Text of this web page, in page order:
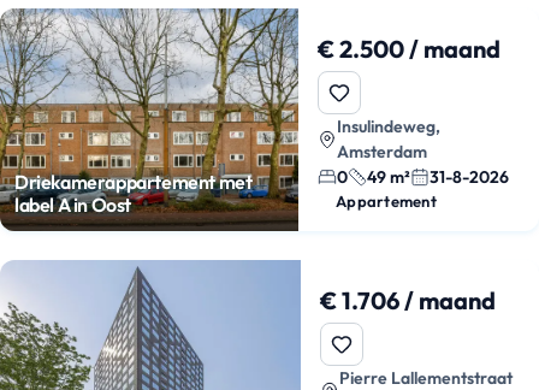
Driekamerappartement met
label A in Oost
€ 2.500 / maand
Insulindeweg,
Amsterdam
0
49 m² 31-8-2026
Appartement
€ 1.706 / maand
Pierre Lallementstraat